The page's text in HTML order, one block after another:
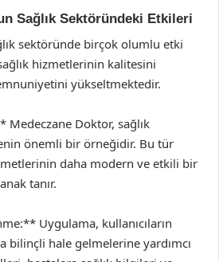
Sağlık Sektöründeki Etkileri
sektöründe birçok olumlu etki
hizmetlerinin kalitesini
yükseltmektedir.
Doktor, sağlık
önemli bir örneğidir. Bu tür
daha modern ve etkili bir
tanır.
Uygulama, kullanıcıların
bilinçli hale gelmelerine yardımcı